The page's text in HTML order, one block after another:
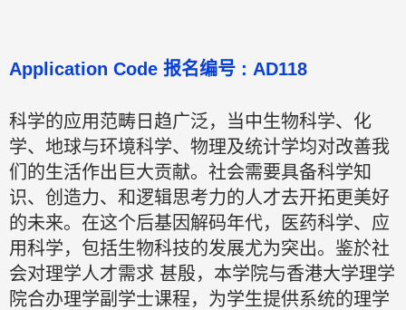
Application Code 报名编号 : AD118
科学的应用范畴日趋广泛，当中生物科学、化
学、地球与环境科学、物理及统计学均对改善我
们的生活作出巨大贡献。社会需要具备科学知
识、创造力、和逻辑思考力的人才去开拓更美好
的未来。在这个后基因解码年代，医药科学、应
用科学，包括生物科技的发展尤为突出。鉴於社
会对理学人才需求 甚殷，本学院与香港大学理学
院合办理学副学士课程，为学生提供系统的理学